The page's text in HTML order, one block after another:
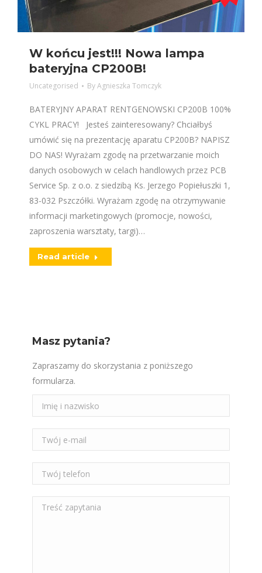
W końcu jest!!! Nowa lampa
bateryjna CP200B!
Uncategorised ByAgnieszka Tomczyk
BATERYJNY APARAT RENTGENOWSKI CP200B 100%
CYKL PRACY! Jesteś zainteresowany? Chciałbyś
umówić się na prezentację aparatu CP200B? NAPISZ
DO NAS! Wyrażam zgodę na przetwarzanie moich
danych osobowych w celach handlowych przez PCB
Service Sp. z o.o. z siedzibą Ks. Jerzego Popiełuszki 1,
83-032 Pszczółki. Wyrażam zgodę na otrzymywanie
informacji marketingowych (promocje, nowości,
zaproszenia warsztaty, targi)…
Read article
Masz pytania?
Zapraszamy do skorzystania z poniższego
formularza.